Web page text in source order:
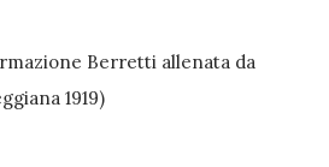
Berretti allenata da
1919)